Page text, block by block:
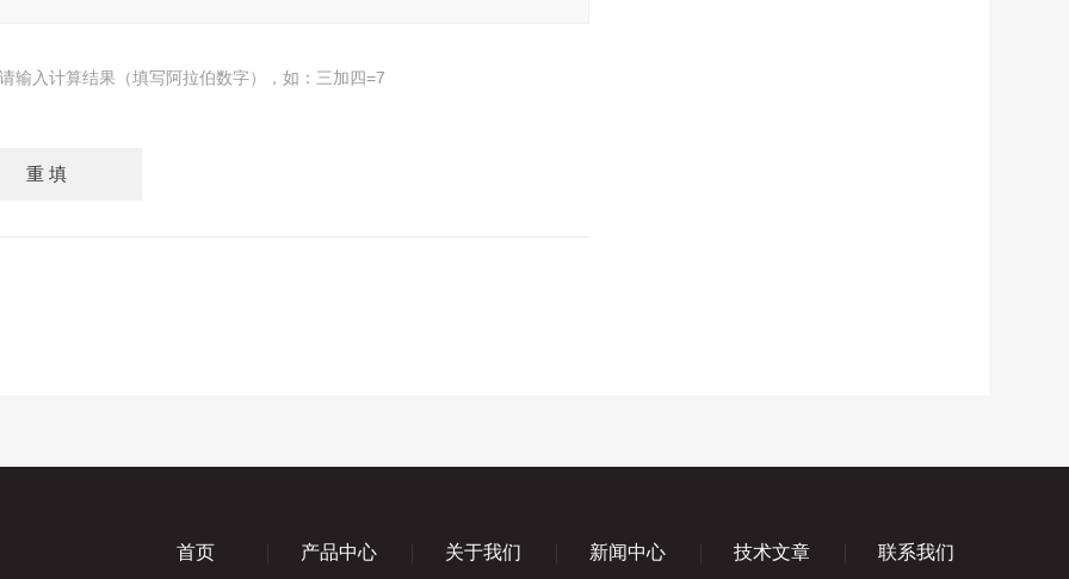
请输入计算结果（填写阿拉伯数字），如：三加四=7
首页 产品中心 关于我们 新闻中心 技术文章 联系我们